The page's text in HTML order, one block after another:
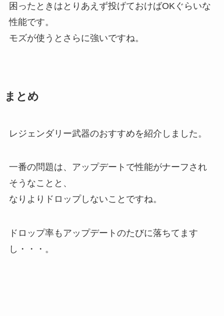
困ったときはとりあえず投げておけばOKぐらいな
性能です。
モズが使うとさらに強いですね。
まとめ
レジェンダリー武器のおすすめを紹介しました。
一番の問題は、アップデートで性能がナーフされ
そうなことと、
なりよりドロップしないことですね。
ドロップ率もアップデートのたびに落ちてます
し・・・。